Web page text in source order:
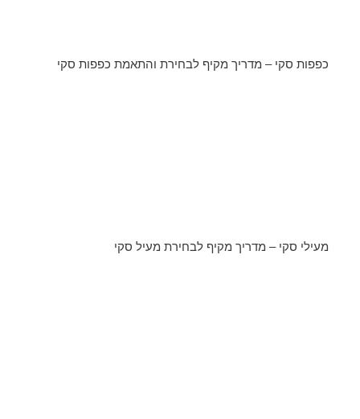
כפפות סקי – מדריך מקיף לבחירת והתאמת כפפות סקי
מעילי סקי – מדריך מקיף לבחירת מעיל סקי